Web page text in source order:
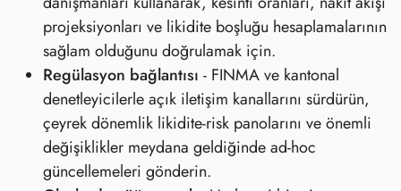
projeksiyonları ve likidite boşluğu hesaplamalarının
sağlam olduğunu doğrulamak için.
Regülasyon bağlantısı - FINMA ve kantonal
denetleyicilerle açık iletişim kanallarını sürdürün,
çeyrek dönemlik likidite‑risk panolarını ve önemli
değişiklikler meydana geldiğinde ad‑hoc
güncellemeleri gönderin.